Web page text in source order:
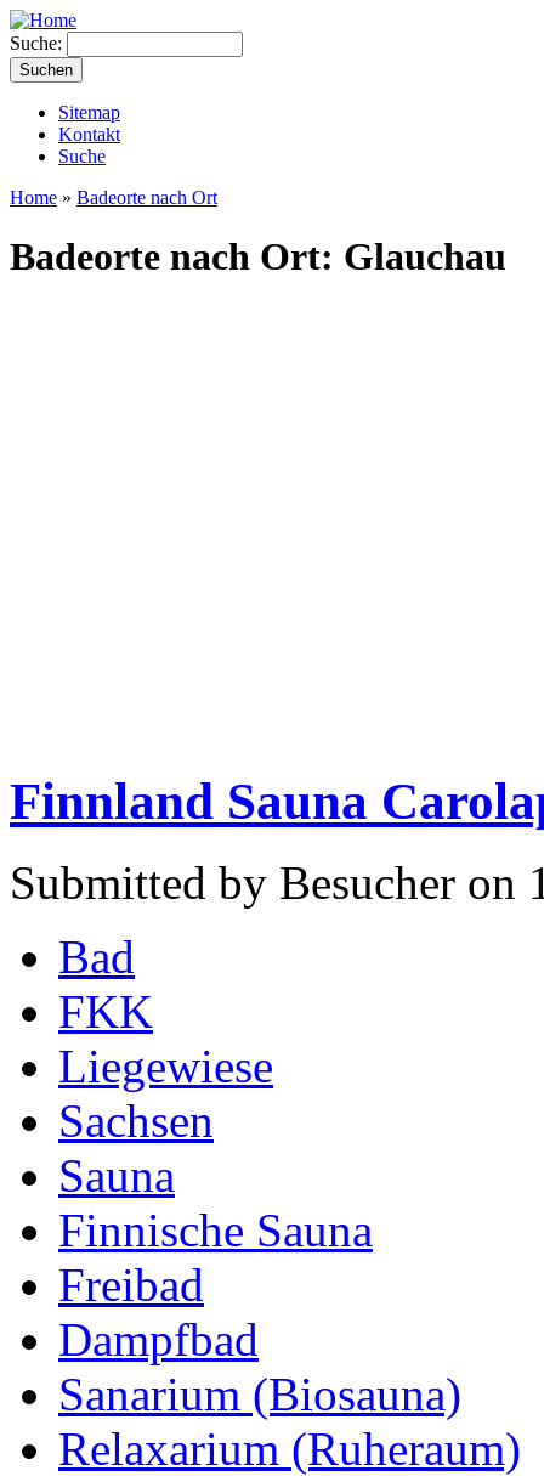
Suche:
Sitemap
Kontakt
Suche
Home » Badeorte nach Ort
Badeorte nach Ort: Glauchau
Finnland Sauna
Submitted by Besucher on
Bad
FKK
Liegewiese
Sachsen
Sauna
Finnische Sauna
Freibad
Dampfbad
Sanarium (Biosauna)
Relaxarium (Ruheraum)